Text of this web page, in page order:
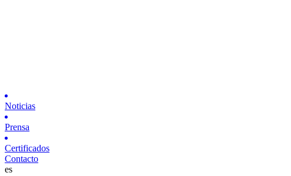
Noticias
Prensa
Certificados
Contacto
es